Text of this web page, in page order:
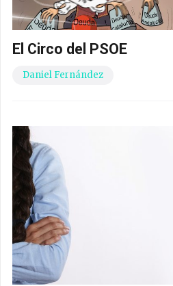
El Circo del PSOE
Daniel Fernández